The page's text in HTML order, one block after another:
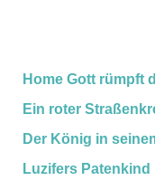
Home Gott rümpft
Ein roter
Der König in
Luzifers Patenkind